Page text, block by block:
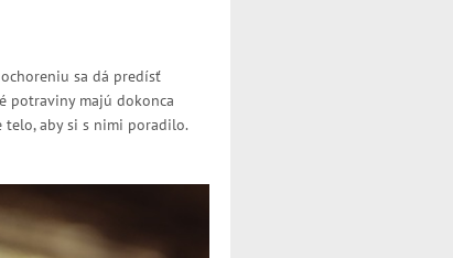
sa dá predísť
potraviny majú dokonca
aby si s nimi poradilo.